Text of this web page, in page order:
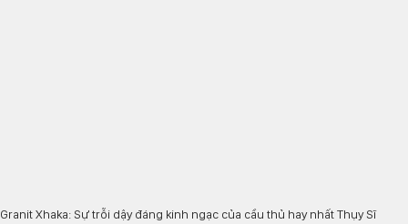
Granit Xhaka: Sự trỗi dậy đáng kinh ngạc của cầu thủ hay nhất Thụy Sĩ